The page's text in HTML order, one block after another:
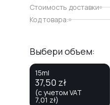
Стоимость доставки
Код товара:
Выбери объем:
15ml
37,50 zł
(с учетом VAT
7,01 zł)